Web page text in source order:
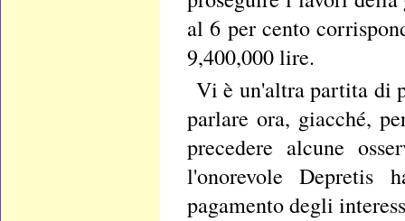
al 6 per cento
9,400,000 lire.
Vi è un'altra partita di
parlare ora, giacché,
precedere alcune
l'onorevole Depretis
pagamento degli